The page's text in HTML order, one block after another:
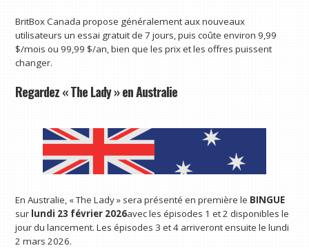
BritBox Canada propose généralement aux nouveaux
utilisateurs un essai gratuit de 7 jours, puis coûte environ 9,99
$/mois ou 99,99 $/an, bien que les prix et les offres puissent
changer.
Regardez « The Lady » en Australie
En Australie, « The Lady » sera présenté en première le BINGUE
sur lundi 23 février 2026avec les épisodes 1 et 2 disponibles le
jour du lancement. Les épisodes 3 et 4 arriveront ensuite le lundi
2 mars 2026.